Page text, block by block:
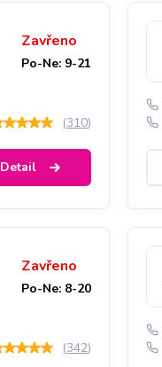
Zavřeno
Po-Ne: 9-21
(310)
Detail
Zavřeno
Po-Ne: 8-20
(342)